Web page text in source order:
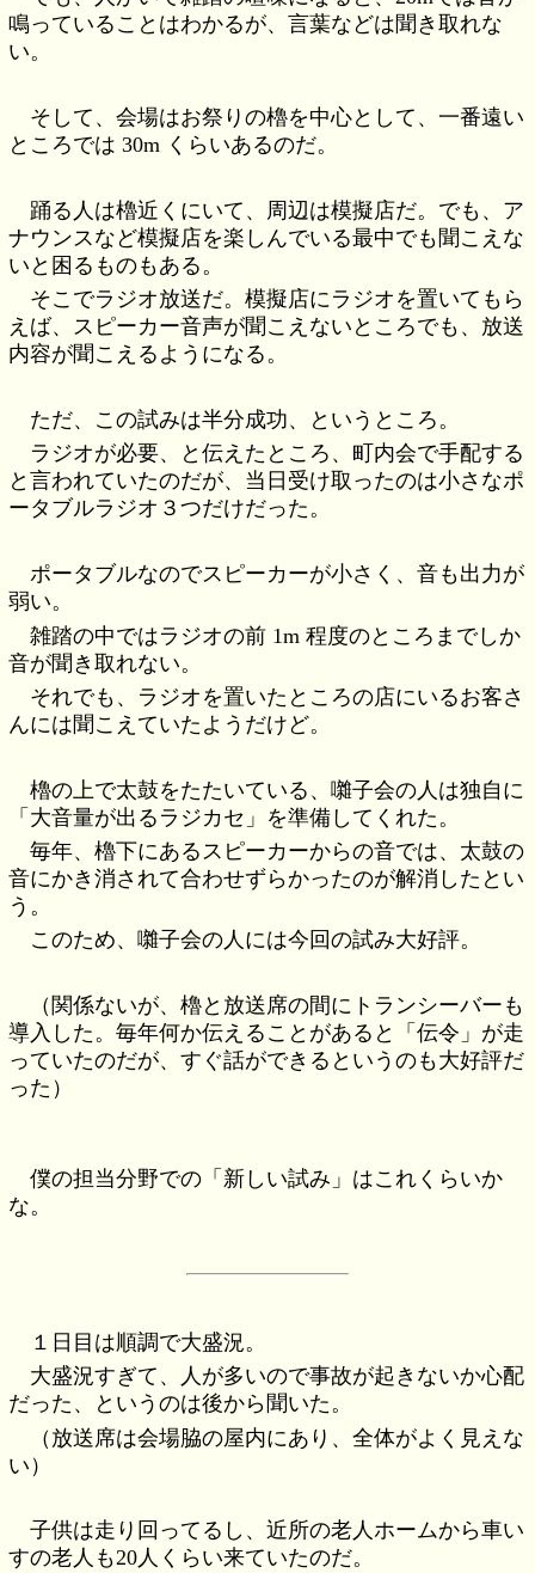
鳴っていることはわかるが、言葉などは聞き取れな
い。
そして、会場はお祭りの櫓を中心として、一番遠い
ところでは 30m くらいあるのだ。
踊る人は櫓近くにいて、周辺は模擬店だ。でも、ア
ナウンスなど模擬店を楽しんでいる最中でも聞こえな
いと困るものもある。
そこでラジオ放送だ。模擬店にラジオを置いてもら
えば、スピーカー音声が聞こえないところでも、放送
内容が聞こえるようになる。
ただ、この試みは半分成功、というところ。
ラジオが必要、と伝えたところ、町内会で手配する
と言われていたのだが、当日受け取ったのは小さなポ
ータブルラジオ３つだけだった。
ポータブルなのでスピーカーが小さく、音も出力が
弱い。
雑踏の中ではラジオの前 1m 程度のところまでしか
音が聞き取れない。
それでも、ラジオを置いたところの店にいるお客さ
んには聞こえていたようだけど。
櫓の上で太鼓をたたいている、囃子会の人は独自に
「大音量が出るラジカセ」を準備してくれた。
毎年、櫓下にあるスピーカーからの音では、太鼓の
音にかき消されて合わせずらかったのが解消したとい
う。
このため、囃子会の人には今回の試み大好評。
（関係ないが、櫓と放送席の間にトランシーバーも
導入した。毎年何か伝えることがあると「伝令」が走
っていたのだが、すぐ話ができるというのも大好評だ
った）
僕の担当分野での「新しい試み」はこれくらいか
な。
１日目は順調で大盛況。
大盛況すぎて、人が多いので事故が起きないか心配
だった、というのは後から聞いた。
（放送席は会場脇の屋内にあり、全体がよく見えな
い）
子供は走り回ってるし、近所の老人ホームから車い
すの老人も20人くらい来ていたのだ。